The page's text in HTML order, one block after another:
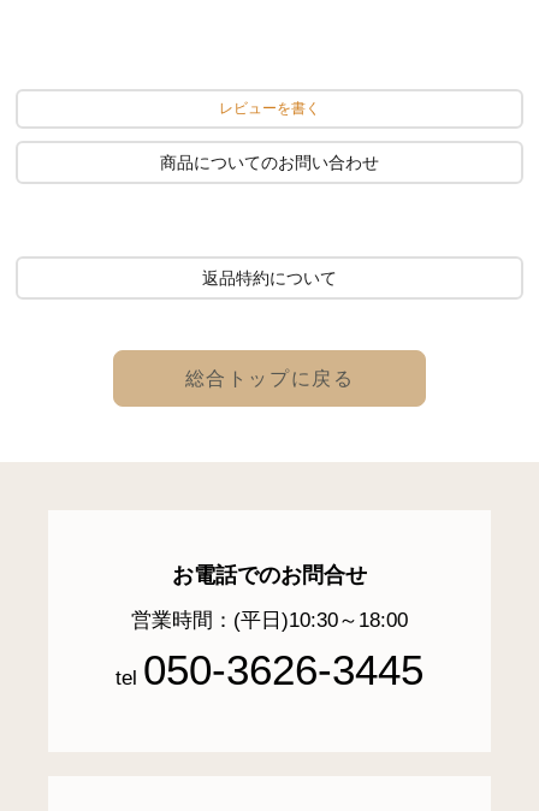
レビューを書く
商品についてのお問い合わせ
返品特約について
総合トップに戻る
お電話でのお問合せ
営業時間：(平日)10:30～18:00
tel 050-3626-3445